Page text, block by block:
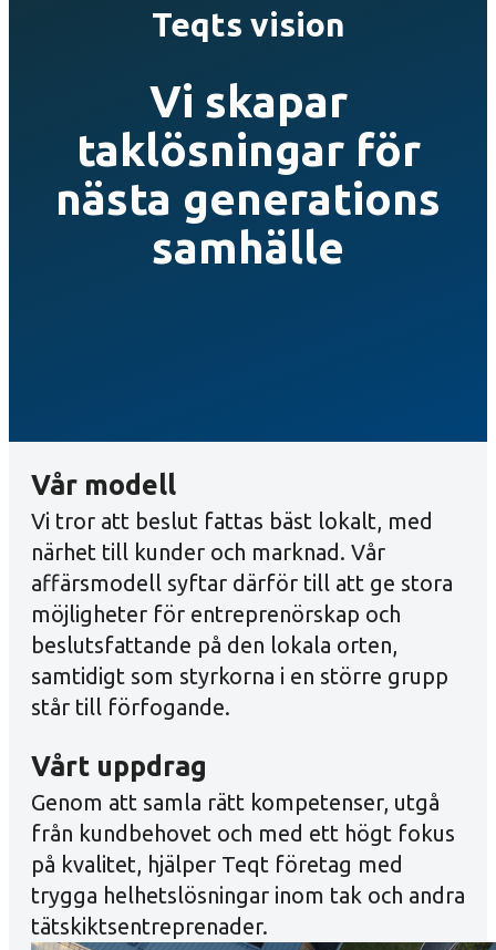
Teqts vision
Vi skapar
taklösningar för
nästa generations
samhälle
Vår modell
Vi tror att beslut fattas bäst lokalt, med
närhet till kunder och marknad. Vår
affärsmodell syftar därför till att ge stora
möjligheter för entreprenörskap och
beslutsfattande på den lokala orten,
samtidigt som styrkorna i en större grupp
står till förfogande.
Vårt uppdrag
Genom att samla rätt kompetenser, utgå
från kundbehovet och med ett högt fokus
på kvalitet, hjälper Teqt företag med
trygga helhetslösningar inom tak och andra
tätskiktsentreprenader.